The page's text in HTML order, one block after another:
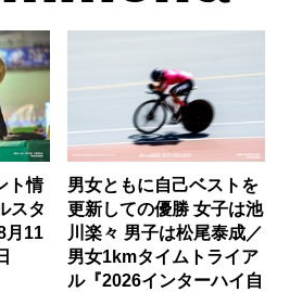
ト情
スタ
月11
男女ともに自己ベストを
更新しての優勝 女子は池
川楽々 男子は松尾泰成／
男女1kmタイムトライア
ル『2026インターハイ自